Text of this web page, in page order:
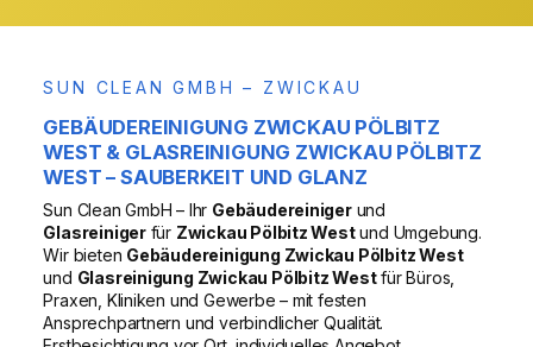
SUN CLEAN GMBH – ZWICKAU
GEBÄUDEREINIGUNG ZWICKAU PÖLBITZ
WEST & GLASREINIGUNG ZWICKAU PÖLBITZ
WEST – SAUBERKEIT UND GLANZ
Sun Clean GmbH – Ihr Gebäudereinigerund
Glasreinigerfür Zwickau Pölbitz Westund Umgebung.
Wir bieten Gebäudereinigung Zwickau Pölbitz West
und Glasreinigung Zwickau Pölbitz Westfür Büros,
Praxen, Kliniken und Gewerbe – mit festen
Ansprechpartnern und verbindlicher Qualität.